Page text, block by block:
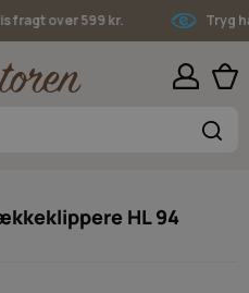
over 599 kr. Tryg
HL 94